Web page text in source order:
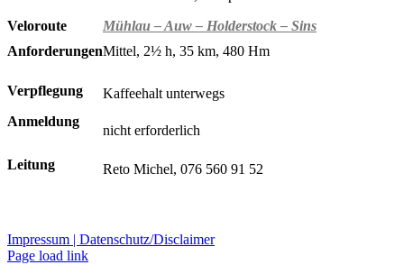
Veloroute
Mühlau – Auw – Holderstock – Sins
AnforderungenMittel, 2½ h, 35 km, 480 Hm
Verpflegung
Kaffeehalt unterwegs
Anmeldung
nicht erforderlich
Leitung Reto Michel, 076 560 91 52
Impressum | Datenschutz/Disclaimer
Page load link